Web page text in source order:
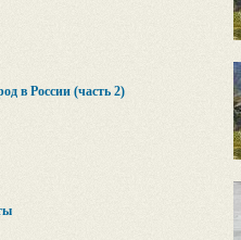
в России (часть 2)